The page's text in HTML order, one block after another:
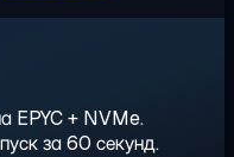
EPYC + NVMe.
за 60 секунд.